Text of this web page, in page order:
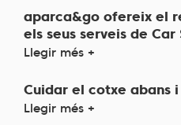
aparca&go ofereix el
els seus serveis de Car
Llegir més +
Cuidar el cotxe abans
Llegir més +